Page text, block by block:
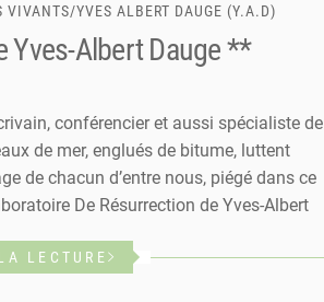
VIVANTS/YVES ALBERT DAUGE (Y.A.D)
Yves-Albert Dauge **
conférencier et aussi spécialiste de
de mer, englués de bitume, luttent
de chacun d’entre nous, piégé dans ce
De Résurrection de Yves-Albert
LECTURE